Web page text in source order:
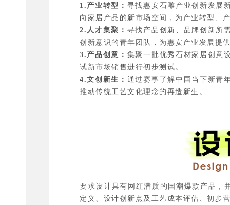
1.产业转型： 寻找惠安石雕产业创新发展
向家居产品的新市场空间，为产业转型、
2.人才集聚： 寻找产品创新、品牌创新所
创新意识的青年团队，为惠安产业发展提
3.产品创意： 集聚一批优秀石材家居创意
试新市场销售进行初步测试。
4.文创新生： 通过赛事了解中国当下新青
推动传统工艺文化理念的再造新生。
要求设计具有网红潜质的国潮爆款产品，
定义、设计创新点及工艺成本评估、初步